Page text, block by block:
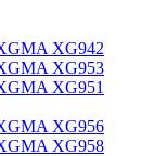
XG942
XG953
XG951
XG956
XG958